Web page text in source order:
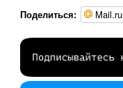
Поделиться: Mail.ru